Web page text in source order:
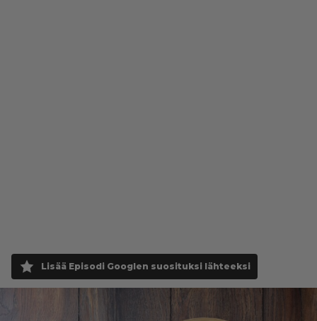
Lisää Episodi Googlen suosituksi lähteeksi